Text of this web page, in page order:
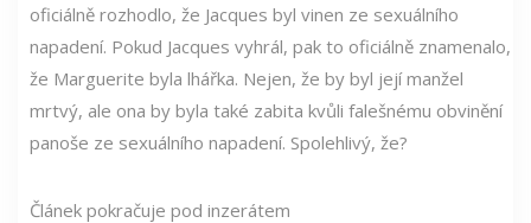
oficiálně rozhodlo, že Jacques byl vinen ze sexuálního
napadení. Pokud Jacques vyhrál, pak to oficiálně znamenalo,
že Marguerite byla lhářka. Nejen, že by byl její manžel
mrtvý, ale ona by byla také zabita kvůli falešnému obvinění
panoše ze sexuálního napadení. Spolehlivý, že?
Článek pokračuje pod inzerátem